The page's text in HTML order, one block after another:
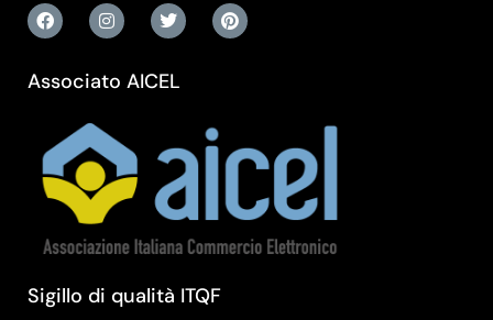
Associato AICEL
Sigillo di qualità ITQF